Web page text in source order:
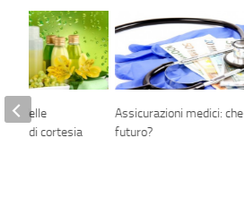
Assicurazioni medici: che
futuro?
delle
di cortesia